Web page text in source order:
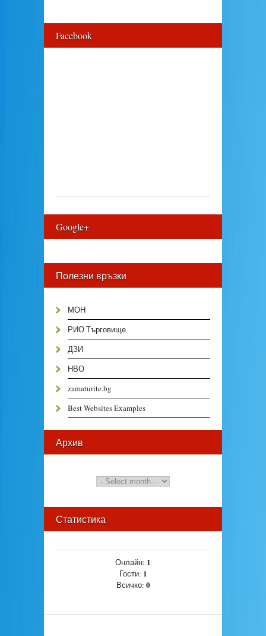
Facebook
Google+
Полезни връзки
МОН
РИО Търговище
ДЗИ
НВО
zamaturite.bg
Best Websites Examples
Архив
Статистика
Онлайн: 1
Гости: 1
Всичко: 0